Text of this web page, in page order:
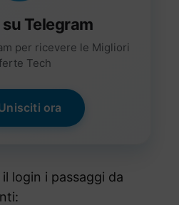
Telegram
per ricevere le Migliori
Tech
ora
login i passaggi da